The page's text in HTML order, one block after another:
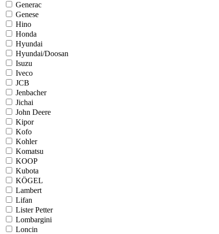
Generac
Genese
Hino
Honda
Hyundai
Hyundai/Doosan
Isuzu
Iveco
JCB
Jenbacher
Jichai
John Deere
Kipor
Kofo
Kohler
Komatsu
KOOP
Kubota
KÖGEL
Lambert
Lifan
Lister Petter
Lombargini
Loncin